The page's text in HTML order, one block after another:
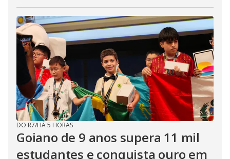
DO R7/HÁ 5 HORAS
Goiano de 9 anos supera 11 mil
estudantes e conquista ouro em